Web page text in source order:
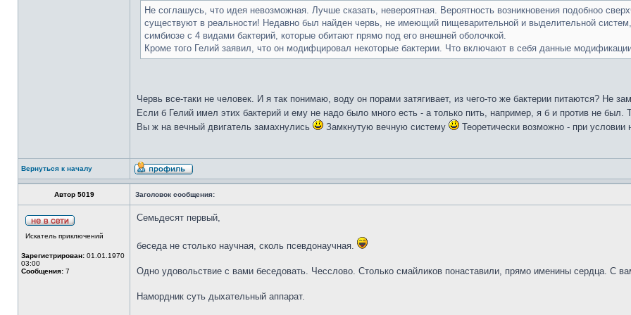
Не соглашусь, что идея невозможная. Лучше сказать, невероятная. Вероятность возникновения подобноо
существуют в реальности! Недавно был найден червь, не имеющий пищеварительной и выделительной
симбиозе с 4 видами бактерий, которые обитают прямо под его внешней оболочкой.
Кроме того Гелий заявил, что он модифцировал некоторые бактерии. Что включают в себя данные
Червь все-таки не человек. И я так понимаю, воду он порами затягивает, из чего-то же бактерии питаются? Не
Если б Гелий имел этих бактерий и ему не надо было много есть - а только пить, например, я б и против не был.
Вы ж на вечный двигатель замахнулись
Замкнутую вечную систему Теоретически возможно - при условии
Вернуться к началу
Автор 5019 Заголовок сообщения:
Искатель приключений
Зарегистрирован: 01.01.1970
03:00
Сообщения: 7
Семьдесят первый,
беседа не столько научная, сколь псевдонаучная.
Одно удовольствие с вами беседовать. Чесслово. Столько смайликов понаставили, прямо именины сердца. С
Намордник суть дыхательный аппарат.